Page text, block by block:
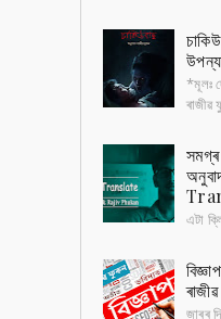
আদিবাসীৰ ভয়ত৷ সেই
*মূলঃ
ওপৰত যৌন নিৰ্যাতনসমগ্ৰ
এটা
ৱেবচাইট, কিতাপ, অডিঅ
পাবলৈ হ'লে, ...
জাৰৰ